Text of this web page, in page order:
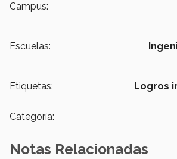
Campus:
Escuelas:
Etiquetas: Logros
Categoría:
Notas Relacionadas